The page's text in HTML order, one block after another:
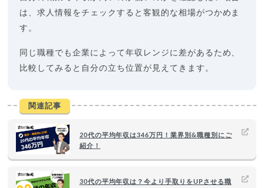
は、求人情報をチェックすると客観的な相場がつかめま
す。
同じ職種でも企業によって年収レンジに差があるため、
比較してみると自分の立ち位置が見えてきます。
関連記事
20代の平均年収は346万円！業界別&職種別にご
紹介！
30代の平均年収は？今より手取りをUPさせる職